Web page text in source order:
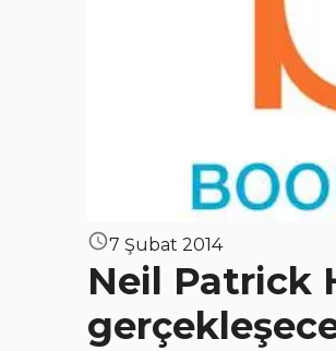
7 Şubat 2014
Neil Patrick